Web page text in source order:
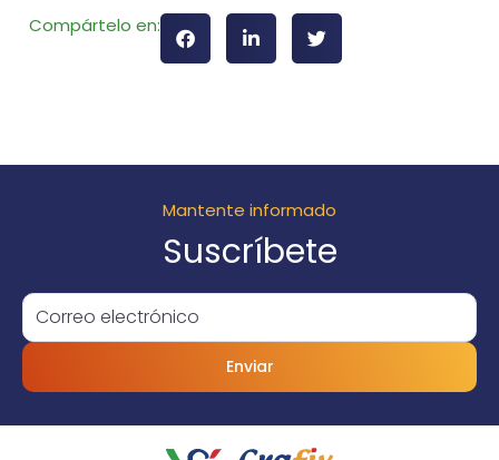
Compártelo en:
Mantente informado
Suscríbete
Enviar